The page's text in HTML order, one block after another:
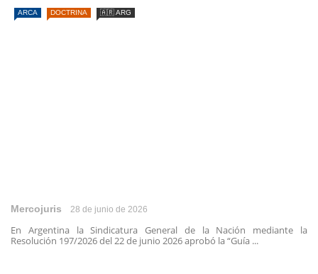
ARCA DOCTRINA 🇦🇷 ARG
Mercojuris 28 de junio de 2026
En Argentina la Sindicatura General de la Nación mediante la
Resolución 197/2026 del 22 de junio 2026 aprobó la “Guía ...